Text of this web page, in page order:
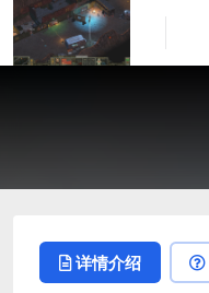
详情介绍